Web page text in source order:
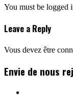
You must be logged
Leave a Reply
Vous devez être
Envie de nous